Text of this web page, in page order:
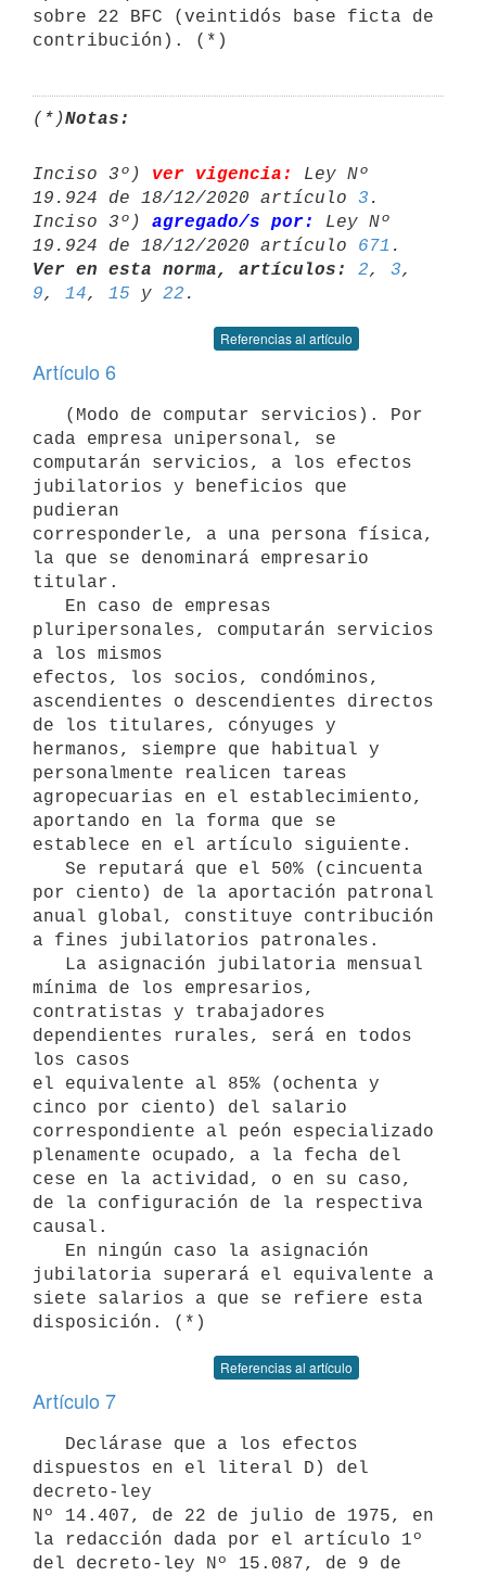
sobre 22 BFC (veintidós base ficta de
(*)Notas:
Inciso 3º) ver vigencia:
Ley Nº
19.924 de 18/12/2020 artículo 3 .
Inciso 3º) agregado/s por:
Ley Nº
19.924 de 18/12/2020 artículo 671
Ver en esta norma, artículos:
2, 3
9, 14, 15 y 22
Referencias al artículo
Artículo 6
cada empresa unipersonal, se
computarán servicios, a los efectos
jubilatorios y beneficios que
pudieran
corresponderle, a una persona física,
la que se denominará empresario
titular.
pluripersonales, computarán servicios
a los mismos
efectos, los socios, condóminos,
ascendientes o descendientes directos
de los titulares, cónyuges y
hermanos, siempre que habitual y
personalmente realicen tareas
agropecuarias en el establecimiento,
aportando en la forma que se
establece en el artículo siguiente.
por ciento) de la aportación patronal
anual global, constituye contribución
a fines jubilatorios patronales.
mínima de los empresarios,
contratistas y trabajadores
dependientes rurales, será en todos
los casos
el equivalente al 85% (ochenta y
cinco por ciento) del salario
correspondiente al peón especializado
plenamente ocupado, a la fecha del
cese en la actividad, o en su caso,
de la configuración de la respectiva
causal.
jubilatoria superará el equivalente a
siete salarios a que se refiere esta
Referencias al artículo
Artículo 7
dispuestos en el literal D) del
decreto-ley
Nº 14.407, de 22 de julio de 1975, en
la redacción dada por el artículo 1º
del decreto-ley Nº 15.087, de 9 de